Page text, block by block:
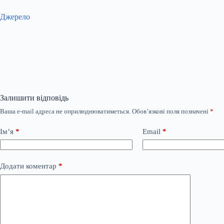
Джерело
Залишити відповідь
Ваша e-mail адреса не оприлюднюватиметься. Обов’язкові поля позначені *
Ім’я * Email *
Додати коментар *